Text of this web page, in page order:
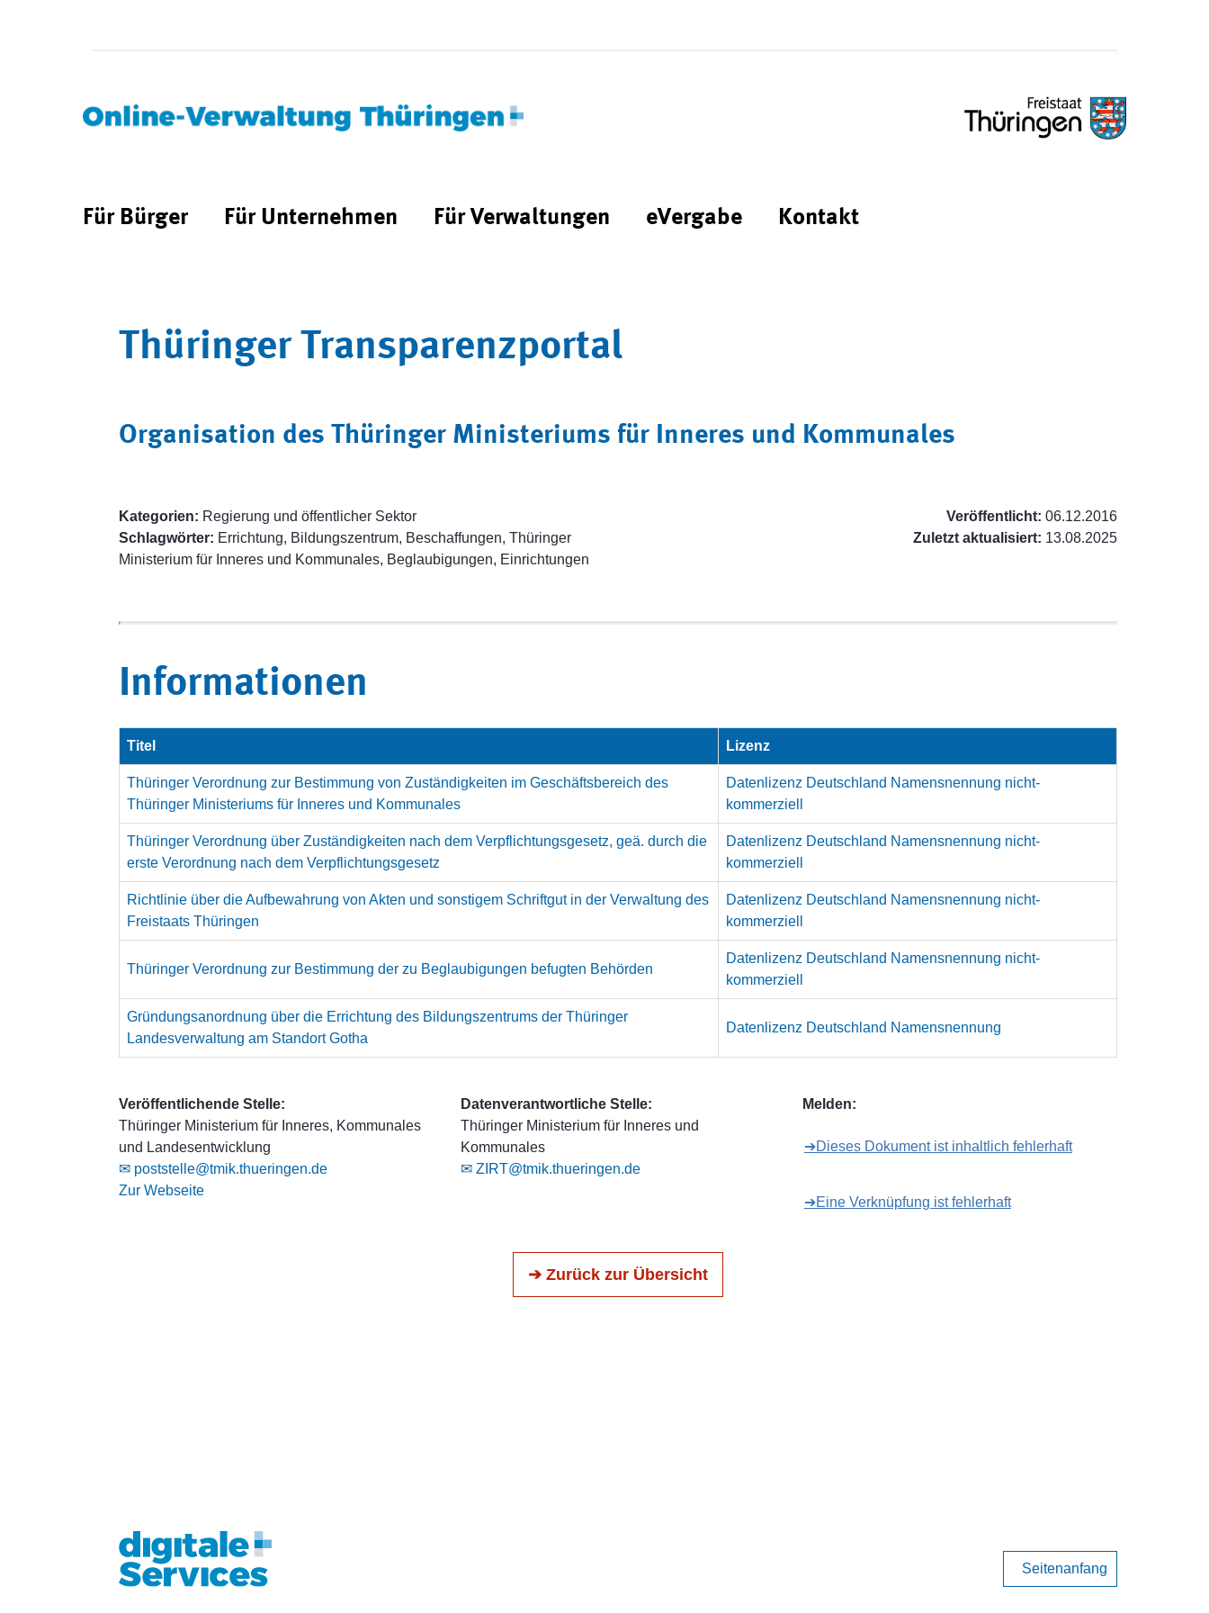
Für Bürger Für Unternehmen Für Verwaltungen eVergabe Kontakt
Thüringer Transparenzportal
Organisation des Thüringer Ministeriums für Inneres und Kommunales
Kategorien: Regierung und öffentlicher Sektor
Schlagwörter: Errichtung, Bildungszentrum, Beschaffungen, Thüringer
Ministerium für Inneres und Kommunales, Beglaubigungen, Einrichtungen
Veröffentlicht: 06.12.2016
Zuletzt aktualisiert: 13.08.2025
Informationen
Titel Lizenz
Thüringer Verordnung zur Bestimmung von Zuständigkeiten im Geschäftsbereich des
Thüringer Ministeriums für Inneres und Kommunales
Datenlizenz Deutschland Namensnennung nicht-
kommerziell
Thüringer Verordnung über Zuständigkeiten nach dem Verpflichtungsgesetz, geä. durch die
erste Verordnung nach dem Verpflichtungsgesetz
Datenlizenz Deutschland Namensnennung nicht-
kommerziell
Richtlinie über die Aufbewahrung von Akten und sonstigem Schriftgut in der Verwaltung des
Freistaats Thüringen
Datenlizenz Deutschland Namensnennung nicht-
kommerziell
Thüringer Verordnung zur Bestimmung der zu Beglaubigungen befugten Behörden
Datenlizenz Deutschland Namensnennung nicht-
kommerziell
Gründungsanordnung über die Errichtung des Bildungszentrums der Thüringer
Landesverwaltung am Standort Gotha
Datenlizenz Deutschland Namensnennung
Veröffentlichende Stelle:
Thüringer Ministerium für Inneres, Kommunales
und Landesentwicklung
✉ poststelle@tmik.thueringen.de
Zur Webseite
Datenverantwortliche Stelle:
Thüringer Ministerium für Inneres und
Kommunales
✉ ZIRT@tmik.thueringen.de
Melden:
➔Dieses Dokument ist inhaltlich fehlerhaft
➔Eine Verknüpfung ist fehlerhaft
➔ Zurück zur Übersicht
Seitenanfang